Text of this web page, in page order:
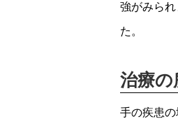
強がみら
た。
治療の
手の疾患